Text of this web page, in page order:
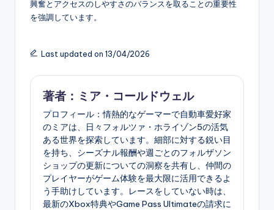
興奮とアクセスのしやすさのバランスを取ることの重要性
を強調しています。
Last updated on 13/04/2026
著者：ミア・コールドウェル
プロフィール：情熱的なゲーマーで自動車愛好家
のミアは、日々フォルツァ・ホライゾン5の活気
ある世界を探索しています。細部に対する鋭い目
を持ち、シーズナル報酬や週ごとのフォルザソン
ショップの更新についての洞察を共有し、仲間の
プレイヤーがゲーム体験を最大限に活用できるよ
う手助けしています。レースをしていない時は、
最新のXbox特典やGame Pass Ultimateの請求に